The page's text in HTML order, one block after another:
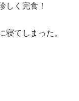
しく完食！
寝てしまった。